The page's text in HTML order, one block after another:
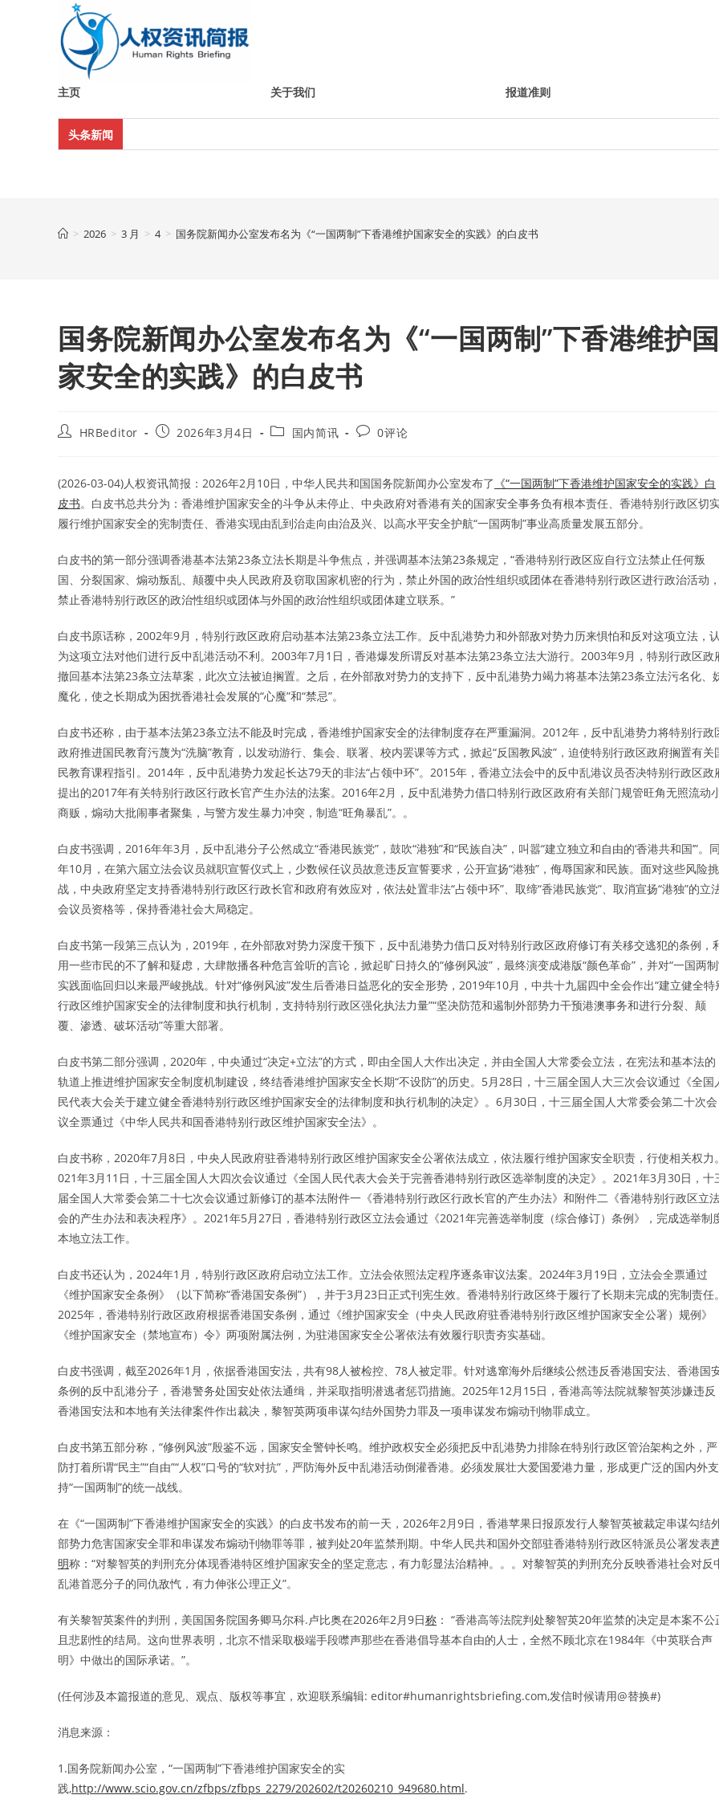
主页 关于我们 报道准则
头条新闻
> 2026 > 3 月 > 4 > 国务院新闻办公室发布名为《“一国两制”下香港维护国家安全的实践》的白皮书
国务院新闻办公室发布名为《“一国两制”下香港维护国
家安全的实践》的白皮书
PostHRBeditor
Post2026年3月4日
Post国内简讯
Post0评论
(2026-03-04)人权资讯简报：2026年2月10日，中华人民共和国国务院新闻办公室发布了 《“一国两制”下香港维护国家安全的实践》白
皮书。白皮书总共分为：香港维护国家安全的斗争从未停止、中央政府对香港有关的国家安全事务负有根本责任、香港特别行政区切
履行维护国家安全的宪制责任、香港实现由乱到治走向由治及兴、以高水平安全护航“一国两制”事业高质量发展五部分。
白皮书的第一部分强调香港基本法第23条立法长期是斗争焦点，并强调基本法第23条规定，“香港特别行政区应自行立法禁止任何叛
国、分裂国家、煽动叛乱、颠覆中央人民政府及窃取国家机密的行为，禁止外国的政治性组织或团体在香港特别行政区进行政治活动，
禁止香港特别行政区的政治性组织或团体与外国的政治性组织或团体建立联系。”
白皮书原话称，2002年9月，特别行政区政府启动基本法第23条立法工作。反中乱港势力和外部敌对势力历来惧怕和反对这项立法，认
为这项立法对他们进行反中乱港活动不利。2003年7月1日，香港爆发所谓反对基本法第23条立法大游行。2003年9月，特别行政区政
撤回基本法第23条立法草案，此次立法被迫搁置。之后，在外部敌对势力的支持下，反中乱港势力竭力将基本法第23条立法污名化、
魔化，使之长期成为困扰香港社会发展的“心魔”和“禁忌”。
白皮书还称，由于基本法第23条立法不能及时完成，香港维护国家安全的法律制度存在严重漏洞。2012年，反中乱港势力将特别行政
政府推进国民教育污蔑为“洗脑”教育，以发动游行、集会、联署、校内罢课等方式，掀起“反国教风波”，迫使特别行政区政府搁置有关
民教育课程指引。2014年，反中乱港势力发起长达79天的非法“占领中环”。2015年，香港立法会中的反中乱港议员否决特别行政区政
提出的2017年有关特别行政区行政长官产生办法的法案。2016年2月，反中乱港势力借口特别行政区政府有关部门规管旺角无照流动
商贩，煽动大批闹事者聚集，与警方发生暴力冲突，制造“旺角暴乱”。。
白皮书强调，2016年年3月，反中乱港分子公然成立“香港民族党”，鼓吹“港独”和“民族自决”，叫嚣“建立独立和自由的‘香港共和国’”。同
年10月，在第六届立法会议员就职宣誓仪式上，少数候任议员故意违反宣誓要求，公开宣扬“港独”，侮辱国家和民族。面对这些风险挑
战，中央政府坚定支持香港特别行政区行政长官和政府有效应对，依法处置非法“占领中环”、取缔“香港民族党”、取消宣扬“港独”的立
会议员资格等，保持香港社会大局稳定。
白皮书第一段第三点认为，2019年，在外部敌对势力深度干预下，反中乱港势力借口反对特别行政区政府修订有关移交逃犯的条例，
用一些市民的不了解和疑虑，大肆散播各种危言耸听的言论，掀起旷日持久的“修例风波”，最终演变成港版“颜色革命”，并对“一国两制
实践面临回归以来最严峻挑战。针对“修例风波”发生后香港日益恶化的安全形势，2019年10月，中共十九届四中全会作出“建立健全特
行政区维护国家安全的法律制度和执行机制，支持特别行政区强化执法力量”“坚决防范和遏制外部势力干预港澳事务和进行分裂、颠
覆、渗透、破坏活动”等重大部署。
白皮书第二部分强调，2020年，中央通过“决定+立法”的方式，即由全国人大作出决定，并由全国人大常委会立法，在宪法和基本法的
轨道上推进维护国家安全制度机制建设，终结香港维护国家安全长期“不设防”的历史。5月28日，十三届全国人大三次会议通过《全国
民代表大会关于建立健全香港特别行政区维护国家安全的法律制度和执行机制的决定》。6月30日，十三届全国人大常委会第二十次会
议全票通过《中华人民共和国香港特别行政区维护国家安全法》。
白皮书称，2020年7月8日，中央人民政府驻香港特别行政区维护国家安全公署依法成立，依法履行维护国家安全职责，行使相关权力。
021年3月11日，十三届全国人大四次会议通过《全国人民代表大会关于完善香港特别行政区选举制度的决定》。2021年3月30日，十
届全国人大常委会第二十七次会议通过新修订的基本法附件一《香港特别行政区行政长官的产生办法》和附件二《香港特别行政区立
会的产生办法和表决程序》。2021年5月27日，香港特别行政区立法会通过《2021年完善选举制度（综合修订）条例》，完成选举制
本地立法工作。
白皮书还认为，2024年1月，特别行政区政府启动立法工作。立法会依照法定程序逐条审议法案。2024年3月19日，立法会全票通过
《维护国家安全条例》（以下简称“香港国安条例”），并于3月23日正式刊宪生效。香港特别行政区终于履行了长期未完成的宪制责任。
2025年，香港特别行政区政府根据香港国安条例，通过《维护国家安全（中央人民政府驻香港特别行政区维护国家安全公署）规例》
《维护国家安全（禁地宣布）令》两项附属法例，为驻港国家安全公署依法有效履行职责夯实基础。
白皮书强调，截至2026年1月，依据香港国安法，共有98人被检控、78人被定罪。针对逃窜海外后继续公然违反香港国安法、香港国
条例的反中乱港分子，香港警务处国安处依法通缉，并采取指明潜逃者惩罚措施。2025年12月15日，香港高等法院就黎智英涉嫌违反
香港国安法和本地有关法律案件作出裁决，黎智英两项串谋勾结外国势力罪及一项串谋发布煽动刊物罪成立。
白皮书第五部分称，“修例风波”殷鉴不远，国家安全警钟长鸣。维护政权安全必须把反中乱港势力排除在特别行政区管治架构之外，严
防打着所谓“民主”“自由”“人权”口号的“软对抗”，严防海外反中乱港活动倒灌香港。必须发展壮大爱国爱港力量，形成更广泛的国内外支
持“一国两制”的统一战线。
在《“一国两制”下香港维护国家安全的实践》的白皮书发布的前一天，2026年2月9日，香港苹果日报原发行人黎智英被裁定串谋勾结
部势力危害国家安全罪和串谋发布煽动刊物罪等罪，被判处20年监禁刑期。中华人民共和国外交部驻香港特别行政区特派员公署发表
明称：“对黎智英的判刑充分体现香港特区维护国家安全的坚定意志，有力彰显法治精神。。。对黎智英的判刑充分反映香港社会对反
乱港首恶分子的同仇敌忾，有力伸张公理正义”。
有关黎智英案件的判刑，美国国务院国务卿马尔科.卢比奥在2026年2月9日称 ： “香港高等法院判处黎智英20年监禁的决定是本案不公
且悲剧性的结局。这向世界表明，北京不惜采取极端手段噤声那些在香港倡导基本自由的人士，全然不顾北京在1984年《中英联合声
明》中做出的国际承诺。”。
(任何涉及本篇报道的意见、观点、版权等事宜，欢迎联系编辑: editor#humanrightsbriefing.com,发信时候请用@替换#)
消息来源：
1.国务院新闻办公室，“一国两制”下香港维护国家安全的实
践,http://www.scio.gov.cn/zfbps/zfbps_2279/202602/t20260210_949680.html.